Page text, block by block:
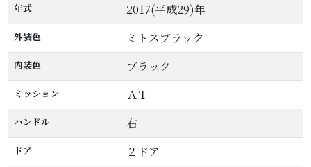
年式 2017(平成29)年
外装色 ミトスブラック
内装色 ブラック
ミッション ＡＴ
ハンドル 右
ドア ２ドア